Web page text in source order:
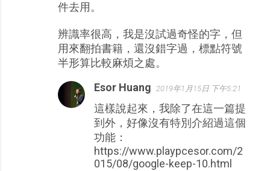
件去用。
辨識率很高，我是沒試過奇怪的字，但
用來翻拍書籍，還沒錯字過，標點符號
半形算比較麻煩之處。
Esor Huang 2019年1月15日 下午5:21
這樣說起來，我除了在這一篇提
到外，好像沒有特別介紹過這個
功能：
https://www.playpcesor.com/2
015/08/google-keep-10.html